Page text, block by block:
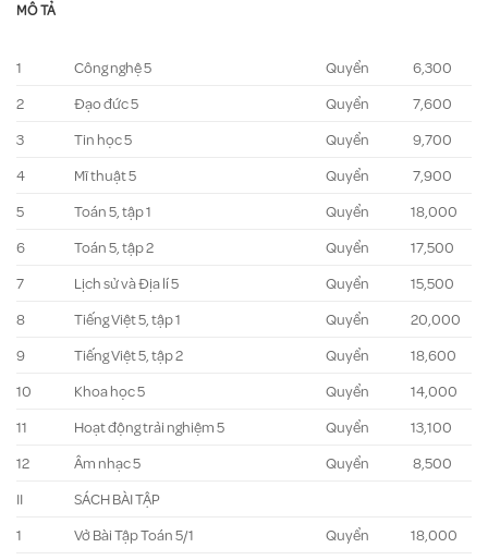
MÔ TẢ
1 Công nghệ 5 Quyển
6,300
2
Đạo đức 5 Quyển
7,600
3
Tin học 5 Quyển
9,700
4
Mĩ thuật 5 Quyển
7,900
5
Toán 5, tập 1 Quyển
18,000
6
Toán 5, tập 2 Quyển
17,500
7
Lịch sử và Địa lí 5 Quyển
15,500
8
Tiếng Việt 5, tập 1 Quyển
20,000
9
Tiếng Việt 5, tập 2 Quyển
18,600
10
Khoa học 5 Quyển
14,000
11
Hoạt động trải nghiệm 5 Quyển
13,100
12
Âm nhạc 5 Quyển
8,500
II
SÁCH BÀI TẬP
1
Vở Bài Tập Toán 5/1 Quyển
18,000